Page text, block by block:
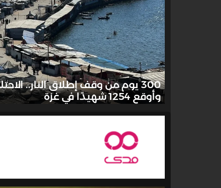
وأوقع 1254 شهيدًا في غزة